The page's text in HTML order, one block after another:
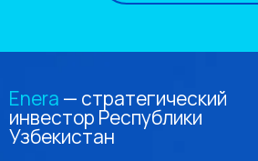
Enera — cтратегический
инвестор Республики
Узбекистан